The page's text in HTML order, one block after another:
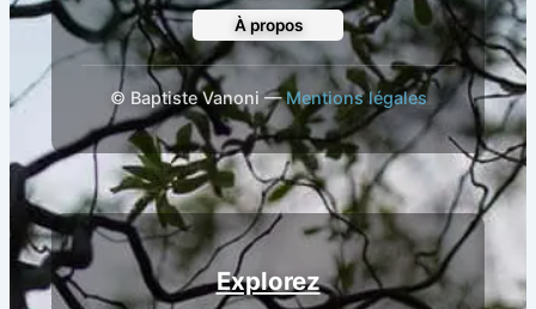
À propos
© Baptiste Vanoni —Mentions légales
Explorez